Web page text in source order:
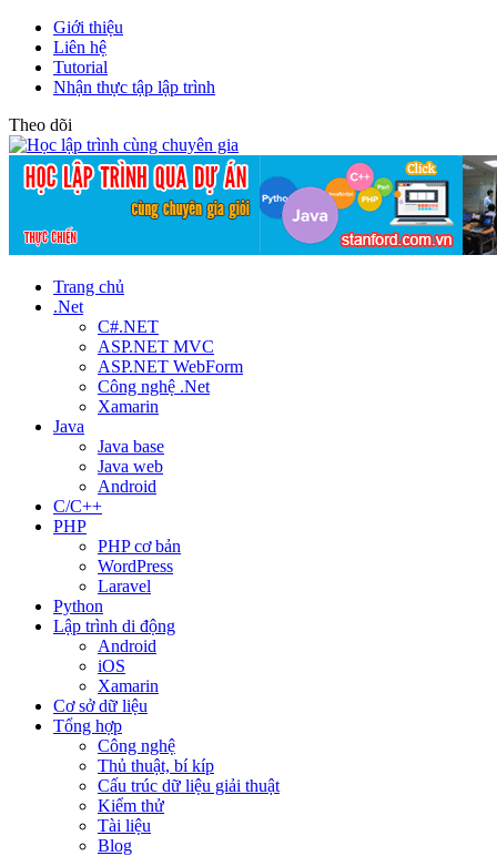
Giới thiệu
Liên hệ
Tutorial
Nhận thực tập lập trình
Theo dõi
Trang chủ
.Net
C#.NET
ASP.NET MVC
ASP.NET WebForm
Công nghệ .Net
Xamarin
Java
Java base
Java web
Android
C/C++
PHP
PHP cơ bản
WordPress
Laravel
Python
Lập trình di động
Android
iOS
Xamarin
Cơ sở dữ liệu
Tổng hợp
Công nghệ
Thủ thuật, bí kíp
Cấu trúc dữ liệu giải thuật
Kiểm thử
Tài liệu
Blog